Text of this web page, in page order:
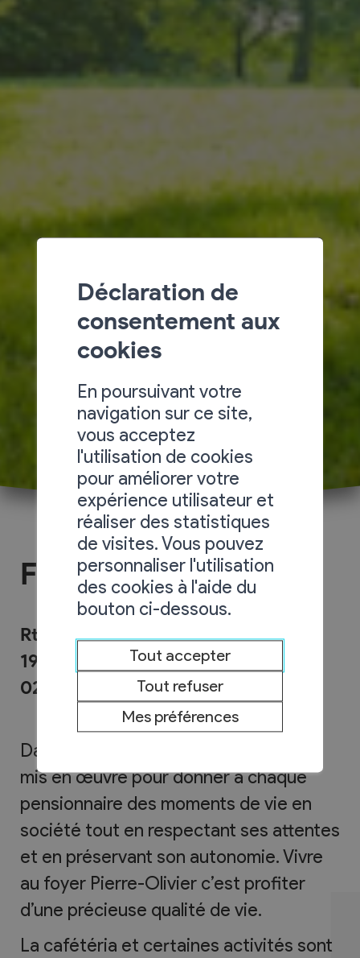
Foyer Pierre-Olivier
Rte de Champlan 3
1955 Chamoson
027/305.15.10
Dans une ambiance familiale tout est
mis en œuvre pour donner à chaque
pensionnaire des moments de vie en
société tout en respectant ses attentes
et en préservant son autonomie. Vivre
au foyer Pierre-Olivier c’est profiter
d’une précieuse qualité de vie.
La cafétéria et certaines activités sont
Déclaration de
consentement aux
cookies
En poursuivant votre
navigation sur ce site,
vous acceptez
l'utilisation de cookies
pour améliorer votre
expérience utilisateur et
réaliser des statistiques
de visites. Vous pouvez
personnaliser l'utilisation
des cookies à l'aide du
bouton ci-dessous.
Tout accepter
Tout refuser
Mes préférences